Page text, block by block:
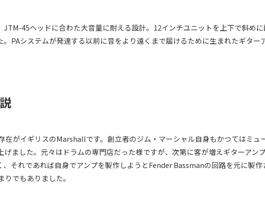
45ヘッドに合わた大音量に耐える設計。12インチユニットを上下で斜め
PAシステムが発達する以前に音をより遠くまで届けるために生まれたギター
在がイギリスのMarshallです。創立者のジム・マーシャル自身もかつてはミュ
ました。元々はドラムの専門店だった様ですが、次第に客が増えギターアン
それであれば自身でアンプを製作しようとFender Bassmanの回路を元に製
でもありました。